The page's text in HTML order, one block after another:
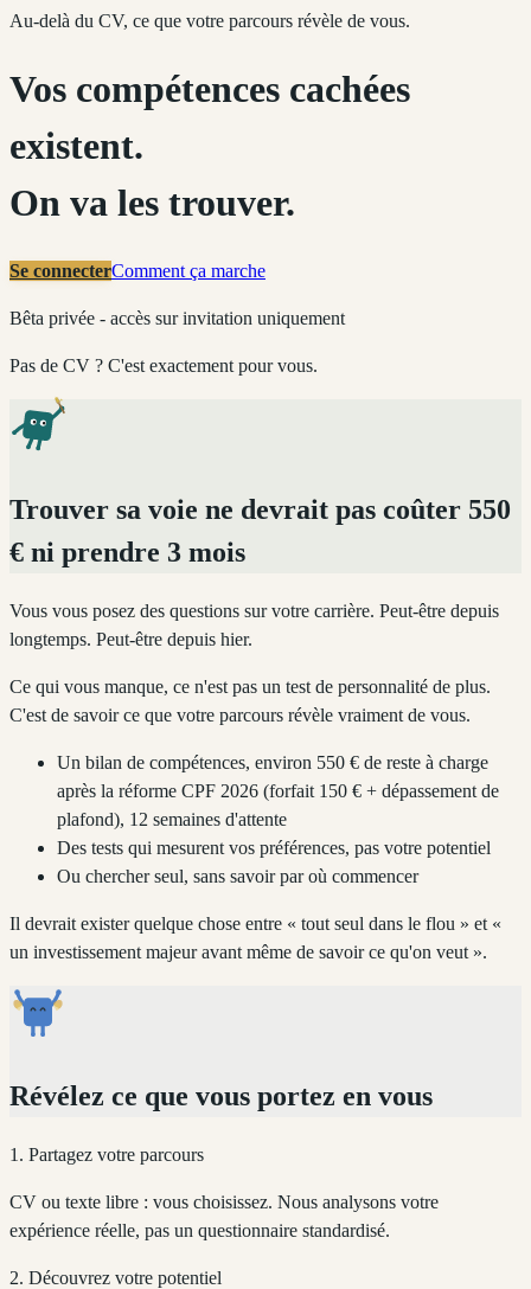
Au-delà du CV, ce que votre parcours révèle de vous.
Vos compétences cachées
existent.
On va les trouver.
Se connecterComment ça marche
Bêta privée - accès sur invitation uniquement
Pas de CV ? C'est exactement pour vous.
Trouver sa voie ne devrait pas coûter 550
€ ni prendre 3 mois
Vous vous posez des questions sur votre carrière. Peut-être depuis
longtemps. Peut-être depuis hier.
Ce qui vous manque, ce n'est pas un test de personnalité de plus.
C'est de savoir ce que votre parcours révèle vraiment de vous.
Un bilan de compétences, environ 550 € de reste à charge
après la réforme CPF 2026 (forfait 150 € + dépassement de
plafond), 12 semaines d'attente
Des tests qui mesurent vos préférences, pas votre potentiel
Ou chercher seul, sans savoir par où commencer
Il devrait exister quelque chose entre « tout seul dans le flou » et «
un investissement majeur avant même de savoir ce qu'on veut ».
Révélez ce que vous portez en vous
1. Partagez votre parcours
CV ou texte libre : vous choisissez. Nous analysons votre
expérience réelle, pas un questionnaire standardisé.
2. Découvrez votre potentiel